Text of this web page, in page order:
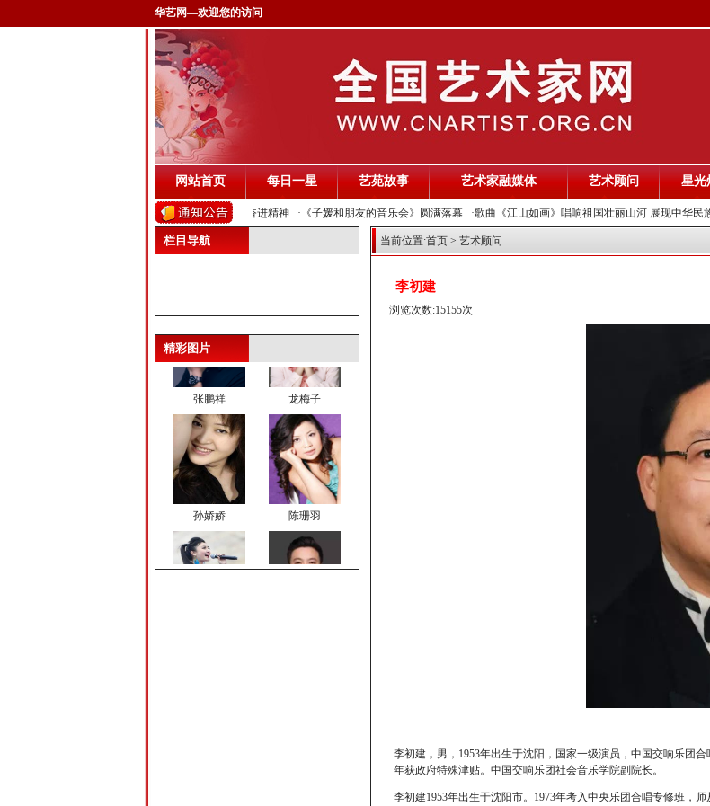
华艺网—欢迎您的访问
网站首页 每日一星 艺苑故事 艺术家融媒体 艺术顾问 星光
·歌曲《江山如画》唱响祖国壮丽山河 展现中华民族奋进精神 ·《子媛和朋友的音乐会》圆满落幕 ·歌曲《江山如画》唱响祖国壮丽山河 展现中华民
栏目导航
精彩图片
张鹏祥 龙梅子
孙娇娇 陈珊羽
当前位置:首页 > 艺术顾问
李初建
浏览次数:15155次
李初建，男，1953年出生于沈阳，国家一级演员，中国交响乐团
年获政府特殊津贴。中国交响乐团社会音乐学院副院长。
李初建1953年出生于沈阳市。1973年考入中央乐团合唱专修班，